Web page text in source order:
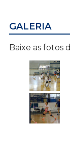
GALERIA
Baixe as fotos